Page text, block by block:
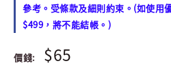
參考。受條款及細則約束。(如使用
$499，將不能結帳。)
價錢: $65